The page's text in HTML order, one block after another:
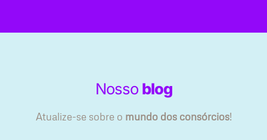
Nosso blog
Atualize-se sobre o mundo dos consórcios!